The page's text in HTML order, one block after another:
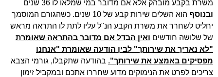
משרת בקבע מובהק אלא אם מדובר במי שמלאו לו 36 שנים
ובנוסף
הוא השלים שירות קבע של 10 שנים. כשהגורם המוסמך
יחליט לשחרר את משרת הקבע הנ"ל עליו לתת לו התראה מראש
של שלושה חודשים ואין הבדל אם מדובר בהתראה שאומרת
"לא נאריך את שירותך" לבין הודעה שאומרת "אנחנו
מפסיקים באמצע את שירותך". בהודעה שתקבלו, גורמי הצבא
צריכים לפרט את הנימוקים מדוע שחררו אתכם ובמקביל זימון